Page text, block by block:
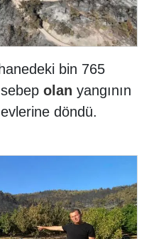
bin 765
olan yangının
döndü.